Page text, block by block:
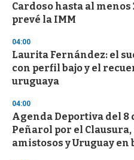
Cardoso hasta al menos
prevé la IMM
04:00
Laurita Fernández: el
con perfil bajo y el
uruguaya
04:00
Agenda Deportiva del 8
Peñarol por el
amistosos y Uruguay en